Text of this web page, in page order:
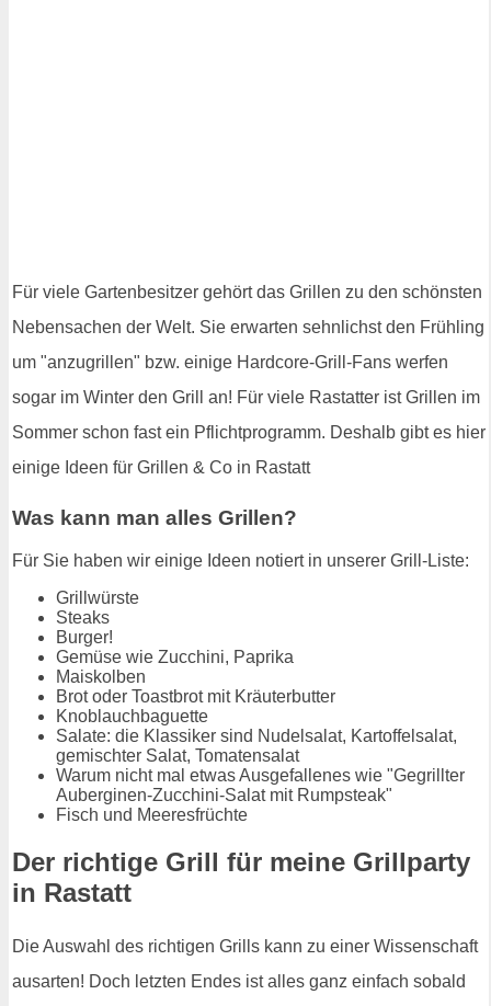
Für viele Gartenbesitzer gehört das Grillen zu den schönsten
Nebensachen der Welt. Sie erwarten sehnlichst den Frühling
um "anzugrillen" bzw. einige Hardcore-Grill-Fans werfen
sogar im Winter den Grill an! Für viele Rastatter ist Grillen im
Sommer schon fast ein Pflichtprogramm. Deshalb gibt es hier
einige Ideen für Grillen & Co in Rastatt
Was kann man alles Grillen?
Für Sie haben wir einige Ideen notiert in unserer Grill-Liste:
Grillwürste
Steaks
Burger!
Gemüse wie Zucchini, Paprika
Maiskolben
Brot oder Toastbrot mit Kräuterbutter
Knoblauchbaguette
Salate: die Klassiker sind Nudelsalat, Kartoffelsalat,
gemischter Salat, Tomatensalat
Warum nicht mal etwas Ausgefallenes wie "Gegrillter
Auberginen-Zucchini-Salat mit Rumpsteak"
Fisch und Meeresfrüchte
Der richtige Grill für meine Grillparty
in Rastatt
Die Auswahl des richtigen Grills kann zu einer Wissenschaft
ausarten! Doch letzten Endes ist alles ganz einfach sobald